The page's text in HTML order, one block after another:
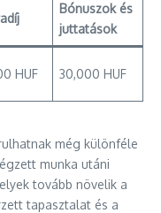
Bónuszok és
juttatások
HUF 30,000 HUF
még különféle
munka utáni
tovább növelik a
tapasztalat és a